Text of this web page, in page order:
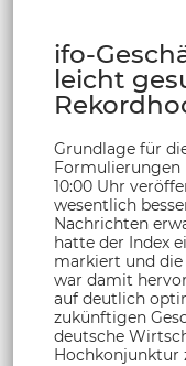
ifo-
leicht
Grundlage für
Formulierungen
10:00 Uhr
wesentlich
Nachrichten
hatte der Index
markiert und
war damit
auf deutlich
zukünftigen
deutsche
Hochkonjunktur